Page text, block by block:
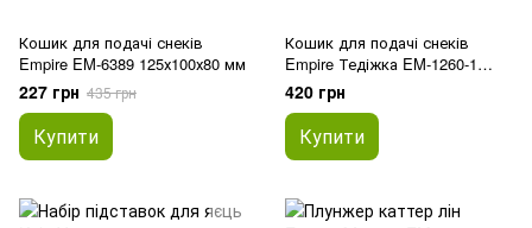
Кошик для подачі снеків
Empire EM-6389 125х100х80 мм
227 грн 435 грн
Купити
Кошик для подачі снеків
Empire Тедіжка EM-1260-1
13х16х17 см
420 грн
Купити